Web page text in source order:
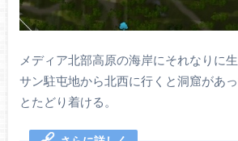
メディア北部高原の海岸にそれなりに
サン駐屯地から北西に行くと洞窟があ
とたどり着ける。